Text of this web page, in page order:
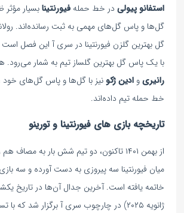
استفانو پیولی در خط حملهفیورنتینابسیار مؤثر
گل‌ها و پاس گل‌های مهمی به ثبت رسانده‌اند.
گل بهترین گلزن فیورنتینا در سری آ این فصل
با یک پاس گل بهترین گلساز تیم به شمار
رانیریوادین ژکو نیز با گل‌ها و پاس گل‌های
خط حمله تیم داده‌اند.
تاریخچه بازی های فیورنتینا و تورینو
از بهمن ۱۴۰۱ تاکنون، دو تیم شش بار به مصاف
میان فیورنتینا سه پیروزی به دست آورده و سه